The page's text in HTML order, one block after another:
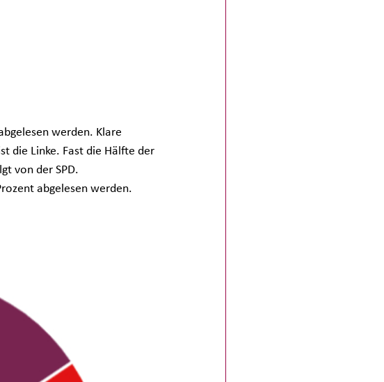
werden. Klare
die Linke. Fast die Hälfte der
von der SPD.
abgelesen werden.